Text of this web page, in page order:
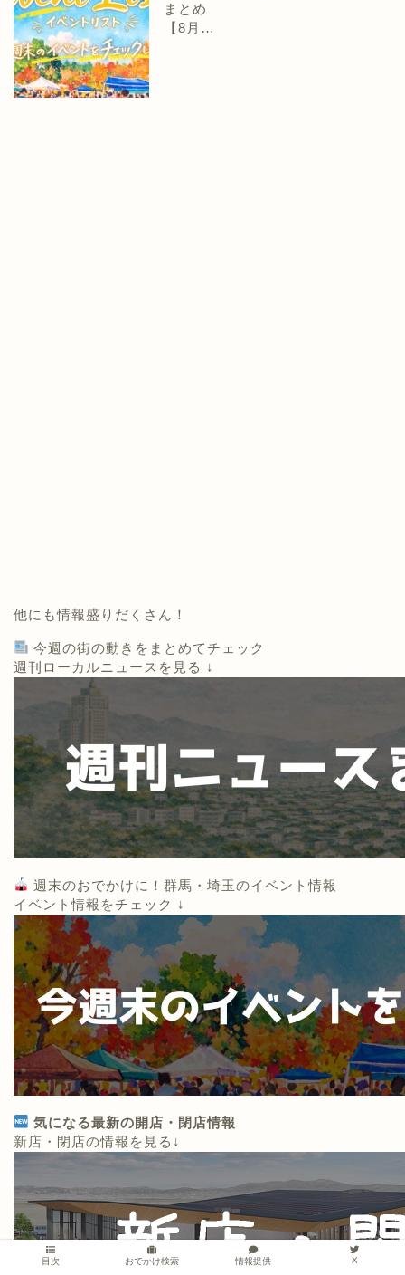
まとめ
【8月…
他にも情報盛りだくさん！
今週の街の動きをまとめてチェック
週刊ローカルニュースを見る ↓
週末のおでかけに！群馬・埼玉のイベント情報
イベント情報をチェック ↓
気になる最新の開店・閉店情報
新店・閉店の情報を見る↓
目次 おでかけ検索 情報提供 X